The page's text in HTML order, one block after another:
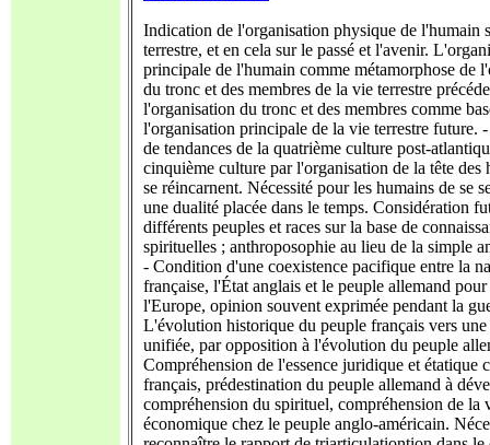
Indication de l'organisation physique de l'humain
terrestre, et en cela sur le passé et l'avenir.
principale de l'humain comme métamorphose de
du tronc et des membres de la vie terrestre
l'organisation du tronc et des membres comme
l'organisation principale de la vie terrestre future.
de tendances de la quatrième culture post-
cinquième culture par l'organisation de la tête des
se réincarnent. Nécessité pour les humains de se
une dualité placée dans le temps. Considération
différents peuples et races sur la base de
spirituelles ; anthroposophie au lieu de la simple
- Condition d'une coexistence pacifique entre la
française, l'État anglais et le peuple allemand
l'Europe, opinion souvent exprimée pendant la
L'évolution historique du peuple français vers
unifiée, par opposition à l'évolution du peuple
Compréhension de l'essence juridique et étatique
français, prédestination du peuple allemand à
compréhension du spirituel, compréhension de la
économique chez le peuple anglo-américain.